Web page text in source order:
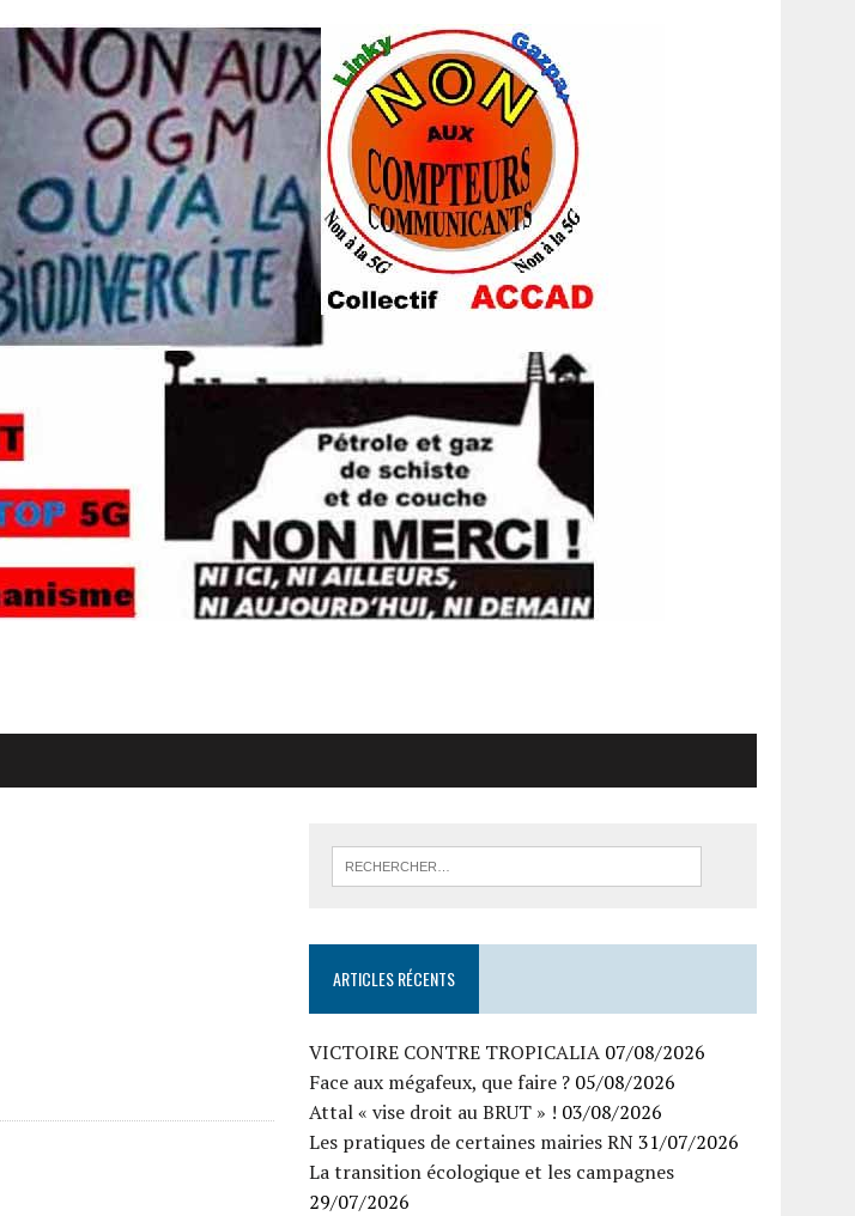
ARTICLES RÉCENTS
VICTOIRE CONTRE TROPICALIA 07/08/2026
Face aux mégafeux, que faire ? 05/08/2026
Attal « vise droit au BRUT » ! 03/08/2026
Les pratiques de certaines mairies RN31/07/2026
La transition écologique et les campagnes
29/07/2026